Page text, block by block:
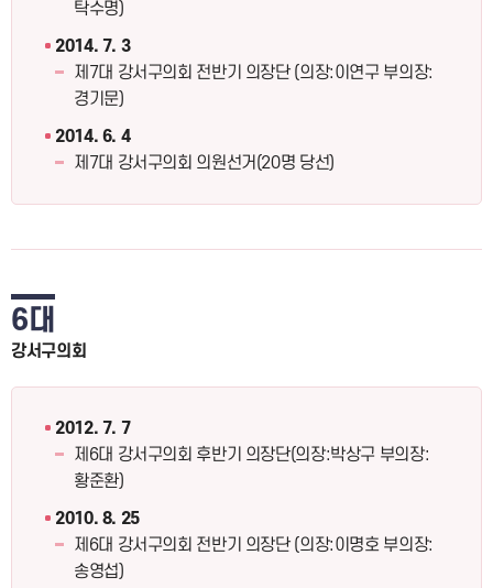
탁수명)
2014. 7. 3
제7대 강서구의회 전반기 의장단 (의장:이연구 부의장:
경기문)
2014. 6. 4
제7대 강서구의회 의원선거(20명 당선)
6대
강서구의회
2012. 7. 7
제6대 강서구의회 후반기 의장단(의장:박상구 부의장:
황준환)
2010. 8. 25
제6대 강서구의회 전반기 의장단 (의장:이명호 부의장:
송영섭)